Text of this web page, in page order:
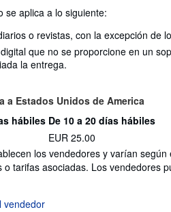
se aplica a lo siguiente:
o revistas, con la excepción de
que no se proporcione en un
la entrega.
a Estados Unidos de America
hábiles De 10 a 20 días hábiles
EUR 25.00
los vendedores y varían
o tarifas asociadas. Los vendedores
vendedor